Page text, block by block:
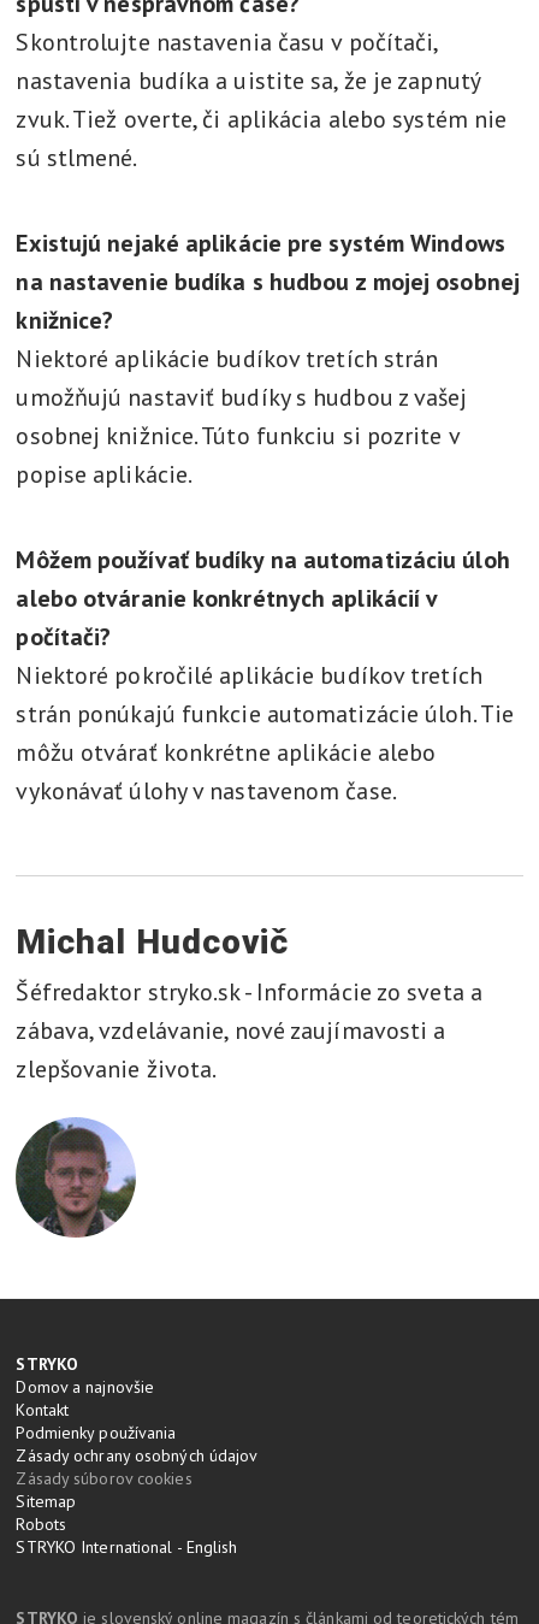
Skontrolujte nastavenia času v počítači,
nastavenia budíka a uistite sa, že je zapnutý
zvuk. Tiež overte, či aplikácia alebo systém nie
sú stlmené.
Existujú nejaké aplikácie pre systém Windows
na nastavenie budíka s hudbou z mojej osobnej
knižnice?
Niektoré aplikácie budíkov tretích strán
umožňujú nastaviť budíky s hudbou z vašej
osobnej knižnice. Túto funkciu si pozrite v
popise aplikácie.
Môžem používať budíky na automatizáciu úloh
alebo otváranie konkrétnych aplikácií v
počítači?
Niektoré pokročilé aplikácie budíkov tretích
strán ponúkajú funkcie automatizácie úloh. Tie
môžu otvárať konkrétne aplikácie alebo
vykonávať úlohy v nastavenom čase.
Michal Hudcovič
Šéfredaktor stryko.sk - Informácie zo sveta a
zábava, vzdelávanie, nové zaujímavosti a
zlepšovanie života.
STRYKO
Domov a najnovšie
Kontakt
Podmienky používania
Zásady ochrany osobných údajov
Zásady súborov cookies
Sitemap
Robots
STRYKO International - English
STRYKO je slovenský online magazín s článkami od teoretických tém